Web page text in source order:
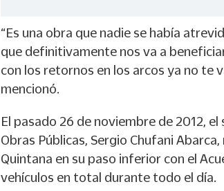
“Es una obra que nadie se había
que definitivamente nos va a
con los retornos en los arcos ya no te
mencionó.
El pasado 26 de noviembre de 2012,
Obras Públicas, Sergio Chufani
Quintana en su paso inferior con el
vehículos en total durante todo el día.